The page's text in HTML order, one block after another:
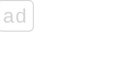
ad